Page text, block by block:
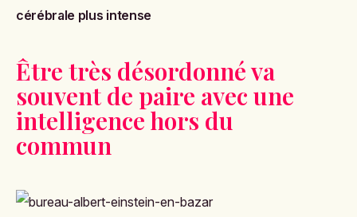
cérébrale plus intense
Être très désordonné va
souvent de paire avec une
intelligence hors du
commun